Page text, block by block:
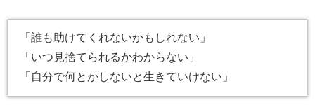
「誰も助けてくれないかもしれない」
「いつ見捨てられるかわからない」
「自分で何とかしないと生きていけない」